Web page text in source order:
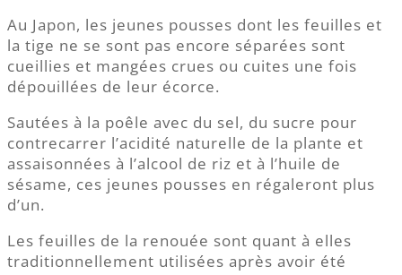
Au Japon, les jeunes pousses dont les feuilles et
la tige ne se sont pas encore séparées sont
cueillies et mangées crues ou cuites une fois
dépouillées de leur écorce.
Sautées à la poêle avec du sel, du sucre pour
contrecarrer l’acidité naturelle de la plante et
assaisonnées à l’alcool de riz et à l’huile de
sésame, ces jeunes pousses en régaleront plus
d’un.
Les feuilles de la renouée sont quant à elles
traditionnellement utilisées après avoir été